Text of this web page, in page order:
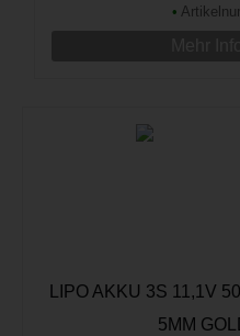
•
LIPO AKKU 3S 11,1V
5MM